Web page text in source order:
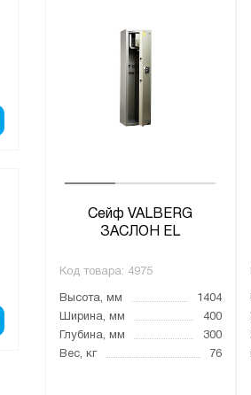
Сейф VALBERG
ЗАСЛОН EL
Код товара: 4975
Высота, мм
1404
Ширина, мм
400
Глубина, мм
300
Вес, кг
76